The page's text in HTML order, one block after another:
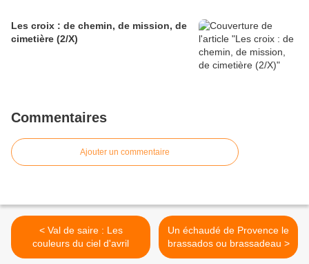
Les croix : de chemin, de mission, de
cimetière (2/X)
Commentaires
Ajouter un commentaire
< Val de saire : Les
couleurs du ciel d'avril
Un échaudé de Provence le
brassados ou brassadeau >